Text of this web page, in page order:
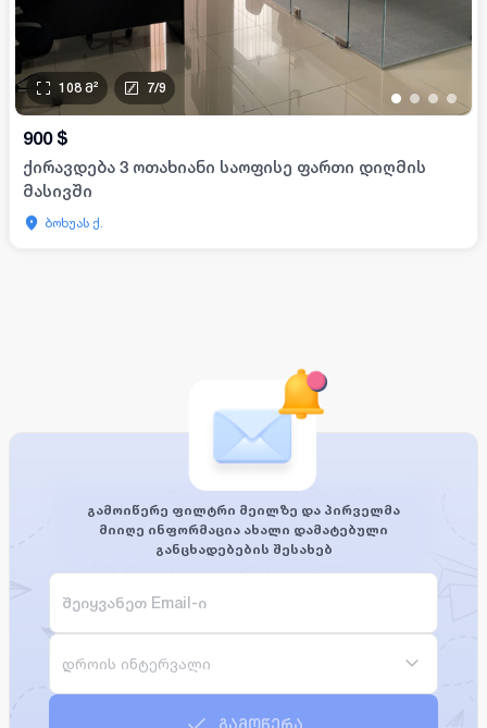
• • • •
108 მ² 7/9
900 $
ქირავდება 3 ოთახიანი საოფისე ფართი დიღმის
მასივში
ბოხუას ქ.
გამოიწერე ფილტრი მეილზე და პირველმა
მიიღე ინფორმაცია ახალი დამატებული
განცხადებების შესახებ
დროის ინტერვალი
გამოწერა